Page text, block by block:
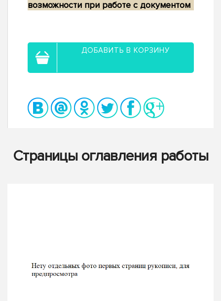
возможности при работе с документом
ДОБАВИТЬ В КОРЗИНУ
Страницы оглавления работы